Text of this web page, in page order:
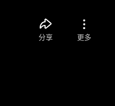
分享 更多